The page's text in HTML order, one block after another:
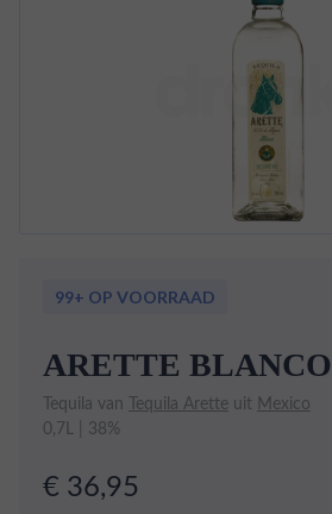
99+ OP VOORRAAD
ARETTE BLANCO
Tequila van Tequila Arette uit Mexico
0,7L | 38%
€ 36,95